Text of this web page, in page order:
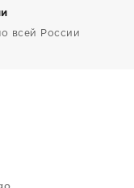
всей России